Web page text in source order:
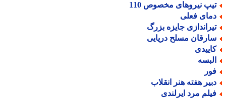
نیروهای مخصوص 110
فعلی
جایزه بزرگ
مسلح دریایی
هفته هنر انقلاب
مرد ایرلندی